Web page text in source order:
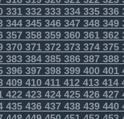
331332333334335336
344345346347348349
357358359360361362
370371372373374375
383384385386387388
396397398399400401
409410411412413414
422423424425426427
435436437438439440